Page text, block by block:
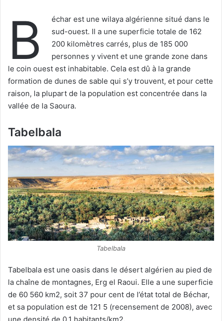
B
échar est une wilaya algérienne situé dans le
sud-ouest. Il a une superficie totale de 162
200 kilomètres carrés, plus de 185 000
personnes y vivent et une grande zone dans
le coin ouest est inhabitable. Cela est dû à la grande
formation de dunes de sable qui s’y trouvent, et pour cette
raison, la plupart de la population est concentrée dans la
vallée de la Saoura.
Tabelbala
Tabelbala
Tabelbala est une oasis dans le désert algérien au pied de
la chaîne de montagnes, Erg el Raoui. Elle a une superficie
de 60 560 km2, soit 37 pour cent de l’état total de Béchar,
et sa population est de 121 5 (recensement de 2008), avec